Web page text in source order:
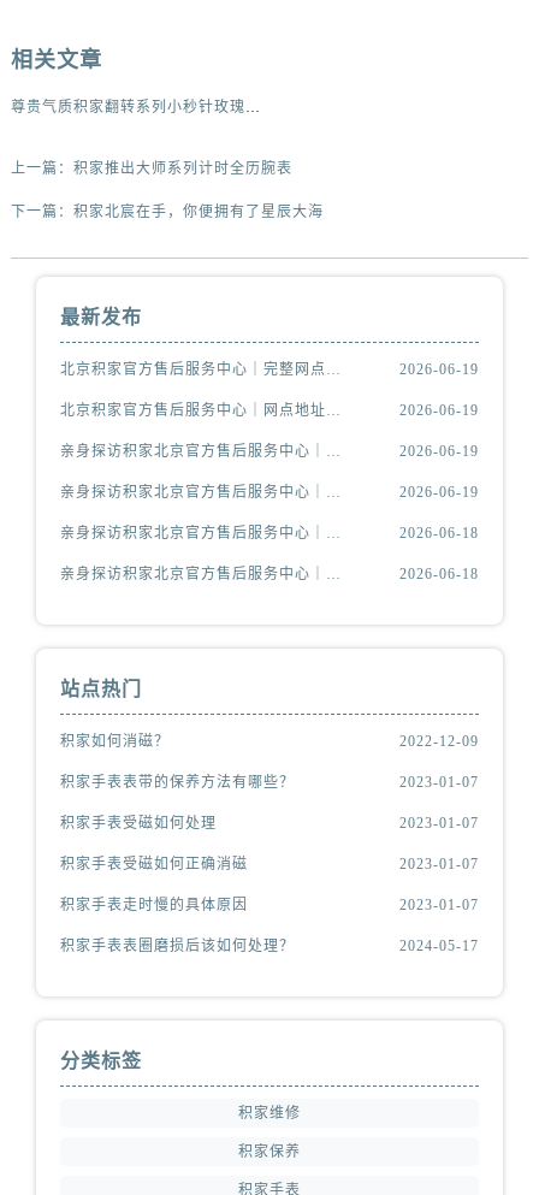
相关文章
尊贵气质积家翻转系列小秒针玫瑰金腕表
上一篇： 积家推出大师系列计时全历腕表
下一篇： 积家北宸在手，你便拥有了星辰大海
最新发布
北京积家官方售后服务中心｜完整网点地址与热线权威信息公示（2026年6月最新） 2026-06-19
北京积家官方售后服务中心｜网点地址及官方服务电话权威信息公示（2026年6月最新） 2026-06-19
亲身探访积家北京官方售后服务中心｜官方电话及服务网点地址（2026年6月最新） 2026-06-19
亲身探访积家北京官方售后服务中心｜网点地址与售后热线（2026年6月最新） 2026-06-19
亲身探访积家北京官方售后服务中心｜热线电话与网点地址（2026年6月最新） 2026-06-18
亲身探访积家北京官方售后服务中心｜全新官方服务电话与地址（2026年6月最新） 2026-06-18
站点热门
积家如何消磁？ 2022-12-09
积家手表表带的保养方法有哪些？ 2023-01-07
积家手表受磁如何处理 2023-01-07
积家手表受磁如何正确消磁 2023-01-07
积家手表走时慢的具体原因 2023-01-07
积家手表表圈磨损后该如何处理？ 2024-05-17
分类标签
积家维修
积家保养
积家手表